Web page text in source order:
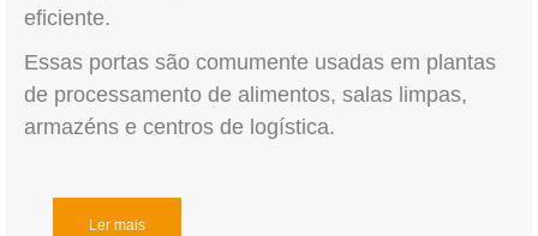
eficiente.
Essas portas são comumente usadas em plantas
de processamento de alimentos, salas limpas,
armazéns e centros de logística.
Ler mais